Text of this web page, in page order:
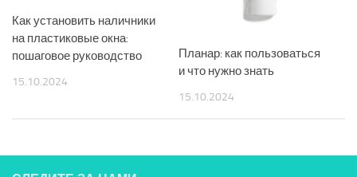
Как установить наличники
на пластиковые окна:
пошаговое руководство
15.10.2024
Планар: как пользоваться
и что нужно знать
15.10.2024